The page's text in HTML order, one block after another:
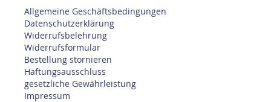
Allgemeine Geschäftsbedingungen
Datenschutzerklärung
Widerrufsbelehrung
Widerrufsformular
Bestellung stornieren
Haftungsausschluss
gesetzliche Gewährleistung
Impressum